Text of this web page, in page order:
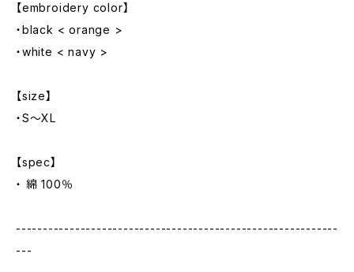
【embroidery color】
・black < orange >
・white < navy >
【size】
・S～XL
【spec】
・ 綿 100％
------------------------------------------------------------
---